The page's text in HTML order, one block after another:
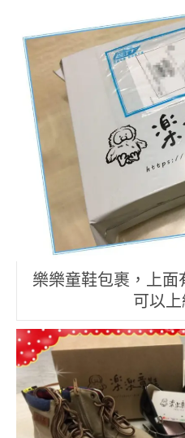
樂樂童鞋包裹，上面
可以